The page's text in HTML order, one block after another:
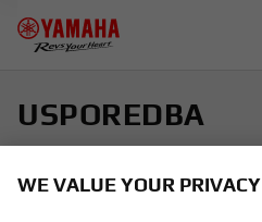
USPOREDBA
vožnju
WE VALUE YOUR PRIVACY